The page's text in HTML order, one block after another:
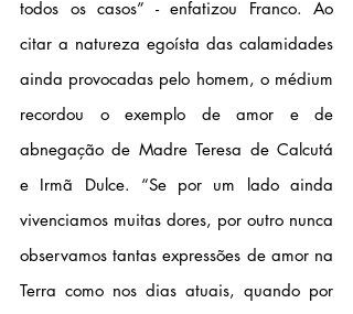
todos os casos” - enfatizou Franco. Ao
citar a natureza egoísta das calamidades
ainda provocadas pelo homem, o médium
recordou o exemplo de amor e de
abnegação de Madre Teresa de Calcutá
e Irmã Dulce. “Se por um lado ainda
vivenciamos muitas dores, por outro nunca
observamos tantas expressões de amor na
Terra como nos dias atuais, quando por